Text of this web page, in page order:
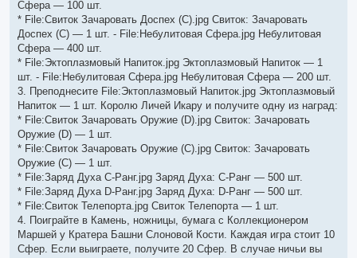
Сфера — 100 шт.
* File:Свиток Зачаровать Доспех (С).jpg Свиток: Зачаровать
Доспех (С) — 1 шт. - File:Небулитовая Сфера.jpg Небулитовая
Сфера — 400 шт.
* File:Эктоплазмовый Напиток.jpg Эктоплазмовый Напиток — 1
шт. - File:Небулитовая Сфера.jpg Небулитовая Сфера — 200 шт.
3. Преподнесите File:Эктоплазмовый Напиток.jpg Эктоплазмовый
Напиток — 1 шт. Королю Личей Икару и получите одну из наград:
* File:Свиток Зачаровать Оружие (D).jpg Свиток: Зачаровать
Оружие (D) — 1 шт.
* File:Свиток Зачаровать Оружие (С).jpg Свиток: Зачаровать
Оружие (С) — 1 шт.
* File:Заряд Духа C-Ранг.jpg Заряд Духа: C-Ранг — 500 шт.
* File:Заряд Духа D-Ранг.jpg Заряд Духа: D-Ранг — 500 шт.
* File:Свиток Телепорта.jpg Свиток Телепорта — 1 шт.
4. Поиграйте в Камень, ножницы, бумага с Коллекционером
Маршей у Кратера Башни Слоновой Кости. Каждая игра стоит 10
Сфер. Если выиграете, получите 20 Сфер. В случае ничьи вы